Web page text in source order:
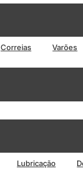
Correias Varões
Lubricação